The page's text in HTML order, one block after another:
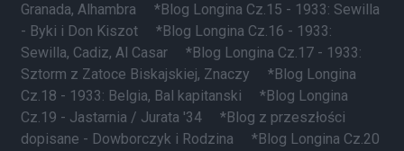
Granada, Alhambra *Blog Longina Cz.15 - 1933: Sewilla
- Byki i Don Kiszot *Blog Longina Cz.16 - 1933:
Sewilla, Cadiz, Al Casar *Blog Longina Cz.17 - 1933:
Sztorm z Zatoce Biskajskiej, Znaczy *Blog Longina
Cz.18 - 1933: Belgia, Bal kapitanski *Blog Longina
Cz.19 - Jastarnia / Jurata '34 *Blog z przeszłości
dopisane - Dowborczyk i Rodzina *Blog Longina Cz.20